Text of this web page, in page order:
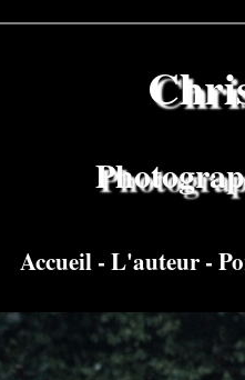
Accueil-L'auteur-